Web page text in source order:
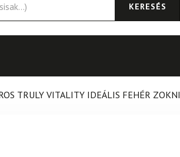
KERESÉS
TRULY VITALITY IDEÁLIS FEHÉR ZOKNI